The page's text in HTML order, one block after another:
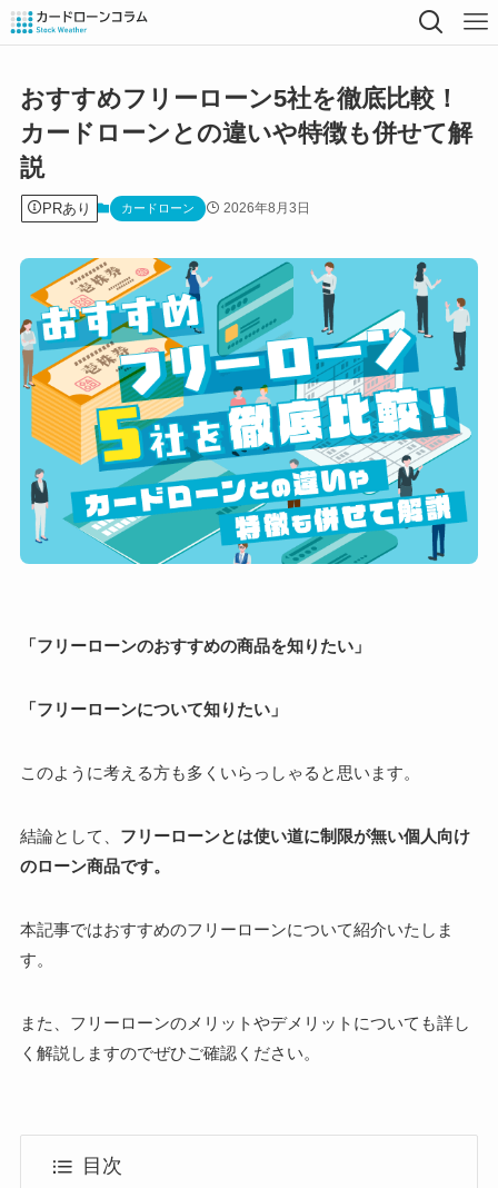
おすすめフリーローン5社を徹底比較！
カードローンとの違いや特徴も併せて解
説
PRあり カードローン 2026年8月3日
「フリーローンのおすすめの商品を知りたい」
「フリーローンについて知りたい」
このように考える方も多くいらっしゃると思います。
結論として、 フリーローンとは使い道に制限が無い個人向け
のローン商品です。
本記事ではおすすめのフリーローンについて紹介いたしま
す。
また、フリーローンのメリットやデメリットについても詳し
く解説しますのでぜひご確認ください。
目次